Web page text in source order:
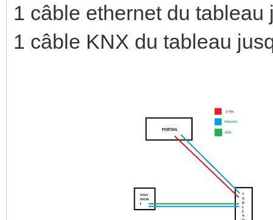
1 câble ethernet du
1 câble KNX du tableau